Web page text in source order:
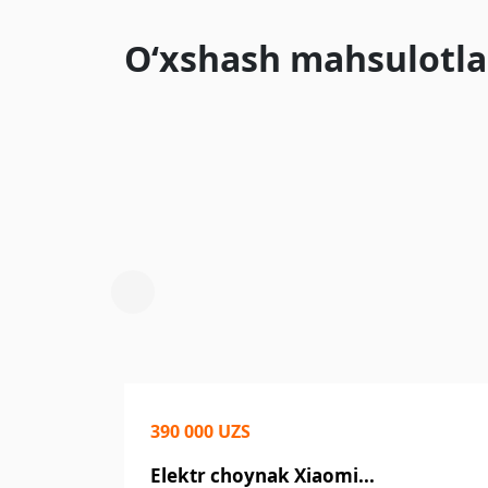
O‘xshash
390 000 UZS
Elektr choynak Xiaomi...